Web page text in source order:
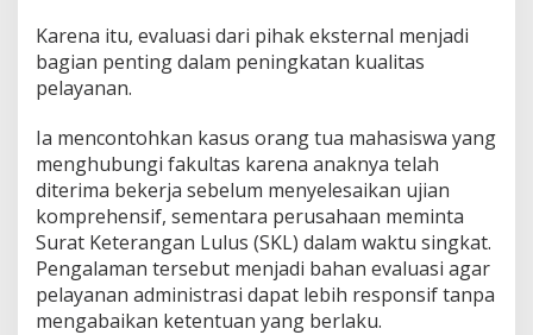
Karena itu, evaluasi dari pihak eksternal menjadi
bagian penting dalam peningkatan kualitas
pelayanan.
Ia mencontohkan kasus orang tua mahasiswa yang
menghubungi fakultas karena anaknya telah
diterima bekerja sebelum menyelesaikan ujian
komprehensif, sementara perusahaan meminta
Surat Keterangan Lulus (SKL) dalam waktu singkat.
Pengalaman tersebut menjadi bahan evaluasi agar
pelayanan administrasi dapat lebih responsif tanpa
mengabaikan ketentuan yang berlaku.